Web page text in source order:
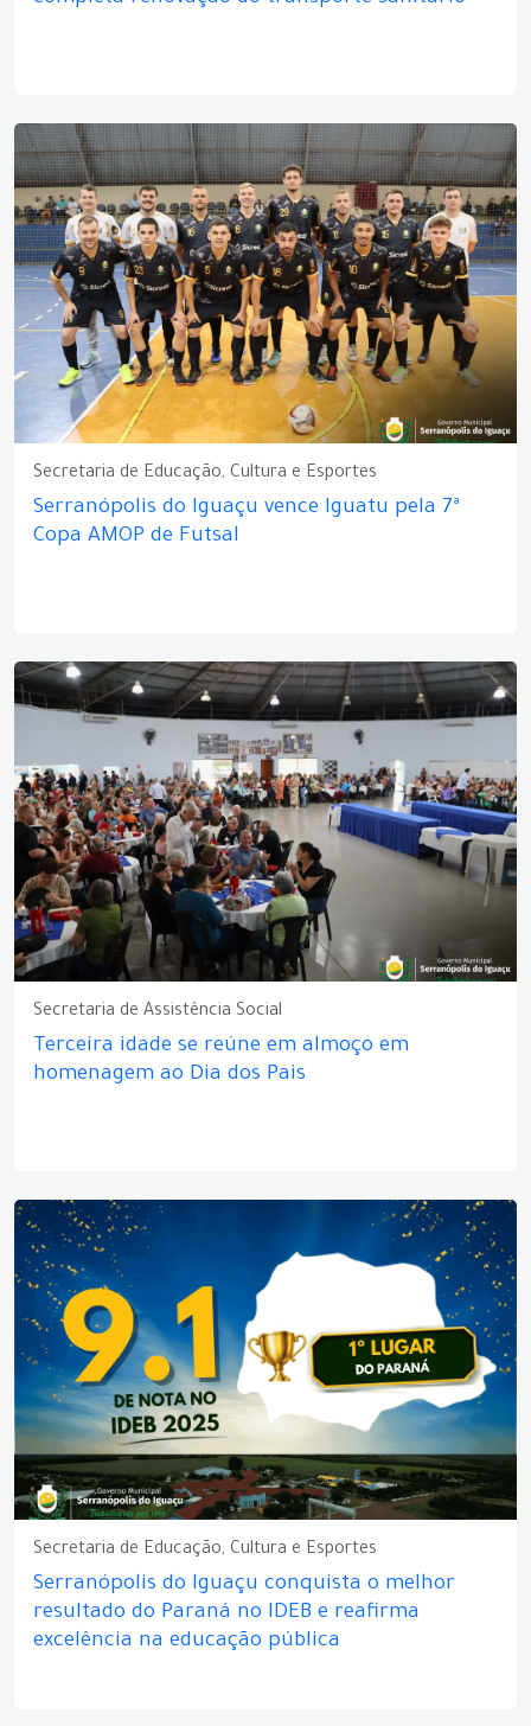
Secretaria de Educação, Cultura e Esportes
Serranópolis do Iguaçu vence Iguatu pela 7ª
Copa AMOP de Futsal
Secretaria de Assistência Social
Terceira idade se reúne em almoço em
homenagem ao Dia dos Pais
Secretaria de Educação, Cultura e Esportes
Serranópolis do Iguaçu conquista o melhor
resultado do Paraná no IDEB e reafirma
excelência na educação pública